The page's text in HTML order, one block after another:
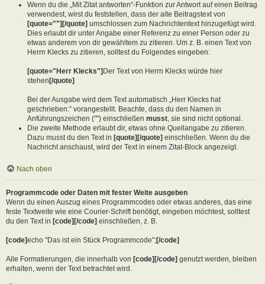
Wenn du die „Mit Zitat antworten“-Funktion zur Antwort auf einen Beitrag
verwendest, wirst du feststellen, dass der alte Beitragstext von
[quote=""][/quote] umschlossen zum Nachrichtentext hinzugefügt wird.
Dies erlaubt dir unter Angabe einer Referenz zu einer Person oder zu
etwas anderem von dir gewähltem zu zitieren. Um z. B. einen Text von
Herrn Klecks zu zitieren, solltest du Folgendes eingeben:
[quote="Herr Klecks"] Der Text von Herrn Klecks würde hier
stehen [/quote]
Bei der Ausgabe wird dem Text automatisch „Herr Klecks hat
geschrieben:“ vorangestellt. Beachte, dass du den Namen in
Anführungszeichen ("") einschließen musst, sie sind nicht optional.
Die zweite Methode erlaubt dir, etwas ohne Quellangabe zu zitieren.
Dazu musst du den Text in [quote][/quote] einschließen. Wenn du die
Nachricht anschaust, wird der Text in einem Zitat-Block angezeigt.
Nach oben
Programmcode oder Daten mit fester Weite ausgeben
Wenn du einen Auszug eines Programmcodes oder etwas anderes, das eine
feste Textweite wie eine Courier-Schrift benötigt, eingeben möchtest, solltest
du den Text in [code][/code] einschließen, z. B.
[code]echo "Das ist ein Stück Programmcode";[/code]
Alle Formatierungen, die innerhalb von [code][/code] genutzt werden, bleiben
erhalten, wenn der Text betrachtet wird.